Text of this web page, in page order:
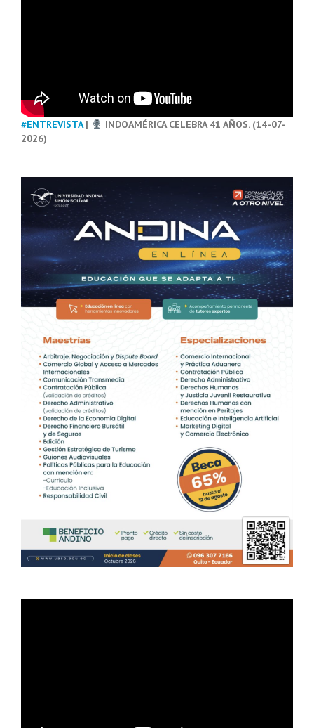
#ENTREVISTA|
INDOAMÉRICA CELEBRA 41 AÑOS. (14-07-
2026)